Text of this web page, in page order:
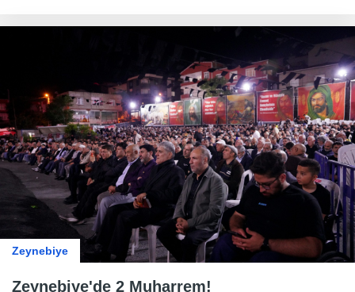
Zeynebiye
Zeynebiye'de 2 Muharrem!